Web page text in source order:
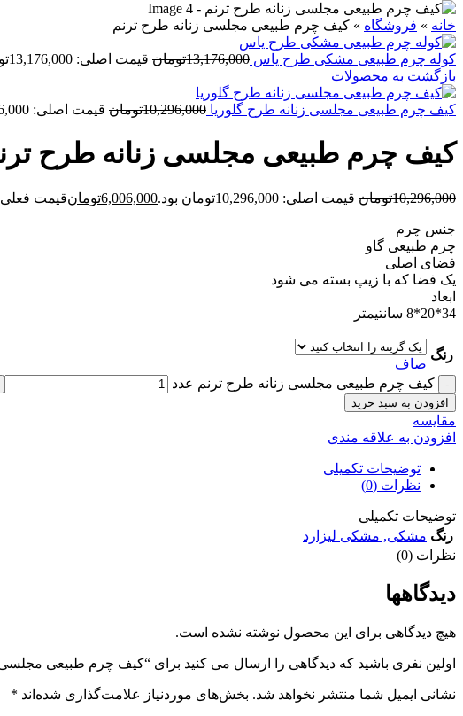
خانه » فروشگاه » کیف چرم طبیعی مجلسی زنانه طرح ترنم
کوله چرم طبیعی مشکی طرح یاس 13,176,000تومان قیمت اصلی: 13,176,000تومان بود.
بازگشت به محصولات
کیف چرم طبیعی مجلسی زنانه طرح گلوریا 10,296,000تومان قیمت اصلی: 10,296,000تومان بود.
کیف چرم طبیعی مجلسی زنانه طرح
10,296,000تومان قیمت اصلی: 10,296,000تومان بود. 6,006,000تومانقیمت فعلی:
جنس چرم
چرم طبیعی گاو
فضای اصلی
یک فضا که با زیپ بسته می شود
ابعاد
34*20*8 سانتیمتر
رنگ
صاف
کیف چرم طبیعی مجلسی زنانه طرح ترنم عدد
افزودن به سبد خرید
مقايسه
افزودن به علاقه مندی
توضیحات تکمیلی
نظرات (0)
توضیحات تکمیلی
رنگ مشکی, مشکی لیزارد
نظرات (0)
دیدگاهها
هیچ دیدگاهی برای این محصول نوشته نشده است.
اولین نفری باشید که دیدگاهی را ارسال می کنید برای “کیف چرم طبیعی
نشانی ایمیل شما منتشر نخواهد شد. بخش‌های موردنیاز علامت‌گذاری شده‌اند *